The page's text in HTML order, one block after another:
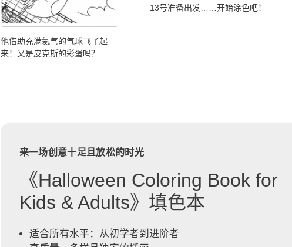
他借助充满氦气的气球飞了起
来！又是皮克斯的彩蛋吗？
13号准备出发……开始涂色吧！
来一场创意十足且放松的时光
《Halloween Coloring Book for
Kids & Adults》填色本
适合所有水平：从初学者到进阶者